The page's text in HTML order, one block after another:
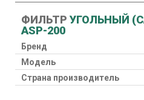
ФИЛЬТР УГОЛЬНЫЙ
ASP-200
Бренд
Модель
Страна производитель